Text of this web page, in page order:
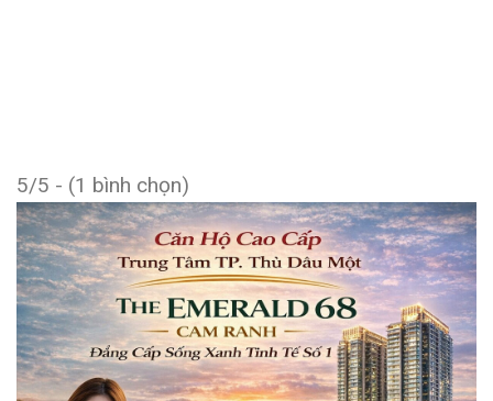
5/5 - (1 bình chọn)